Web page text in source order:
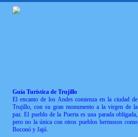
Guía Turística de Trujillo
El encanto de los Andes comienza en la ciudad de
Trujillo, con su gran monumento a la virgen de la
paz. El pueblo de la Puerta es una parada obligada,
pero no la única con otros pueblos hermosos como
Boconó y Jajó.